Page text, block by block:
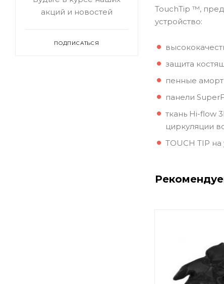
TouchTip ™,
устройство:
защита
пенные
панели
ткань Hi-flow
циркуляции
TOUCH TIP
акций и новостей
ПОДПИСАТЬСЯ